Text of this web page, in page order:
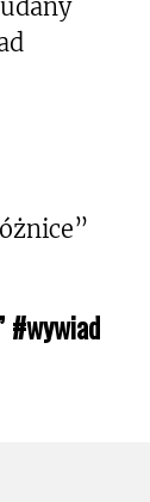
#wywiad